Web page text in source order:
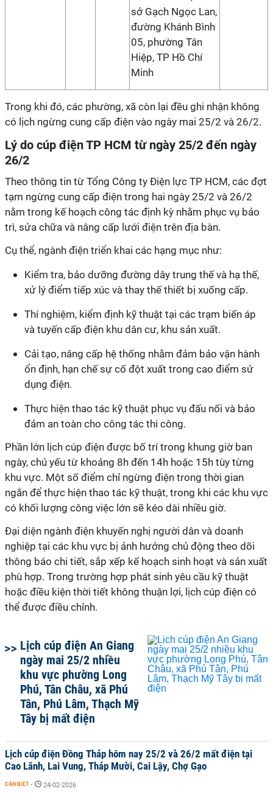
sở Gạch Ngọc Lan,
đường Khánh Bình
05, phường Tân
Hiệp, TP Hồ Chí
Minh
Trong khi đó, các phường, xã còn lại đều ghi nhận không
có lịch ngừng cung cấp điện vào ngày mai 25/2 và 26/2.
Lý do cúp điện TP HCM từ ngày 25/2 đến ngày
26/2
Theo thông tin từ Tổng Công ty Điện lực TP HCM, các đợt
tạm ngừng cung cấp điện trong hai ngày 25/2 và 26/2
nằm trong kế hoạch công tác định kỳ nhằm phục vụ bảo
trì, sửa chữa và nâng cấp lưới điện trên địa bàn.
Cụ thể, ngành điện triển khai các hạng mục như:
Kiểm tra, bảo dưỡng đường dây trung thế và hạ thế,
xử lý điểm tiếp xúc và thay thế thiết bị xuống cấp.
Thí nghiệm, kiểm định kỹ thuật tại các trạm biến áp
và tuyến cấp điện khu dân cư, khu sản xuất.
Cải tạo, nâng cấp hệ thống nhằm đảm bảo vận hành
ổn định, hạn chế sự cố đột xuất trong cao điểm sử
dụng điện.
Thực hiện thao tác kỹ thuật phục vụ đấu nối và bảo
đảm an toàn cho công tác thi công.
Phần lớn lịch cúp điện được bố trí trong khung giờ ban
ngày, chủ yếu từ khoảng 8h đến 14h hoặc 15h tùy từng
khu vực. Một số điểm chỉ ngừng điện trong thời gian
ngắn để thực hiện thao tác kỹ thuật, trong khi các khu vực
có khối lượng công việc lớn sẽ kéo dài nhiều giờ.
Đại diện ngành điện khuyến nghị người dân và doanh
nghiệp tại các khu vực bị ảnh hưởng chủ động theo dõi
thông báo chi tiết, sắp xếp kế hoạch sinh hoạt và sản xuất
phù hợp. Trong trường hợp phát sinh yêu cầu kỹ thuật
hoặc điều kiện thời tiết không thuận lợi, lịch cúp điện có
thể được điều chỉnh.
Lịch cúp điện An Giang
ngày mai 25/2 nhiều
khu vực phường Long
Phú, Tân Châu, xã Phú
Tân, Phú Lâm, Thạch Mỹ
Tây bị mất điện
Lịch cúp điện Đồng Tháp hôm nay 25/2 và 26/2 mất điện tại
Cao Lãnh, Lai Vung, Tháp Mười, Cai Lậy, Chợ Gạo
CẦN BIẾT - 24-02-2026